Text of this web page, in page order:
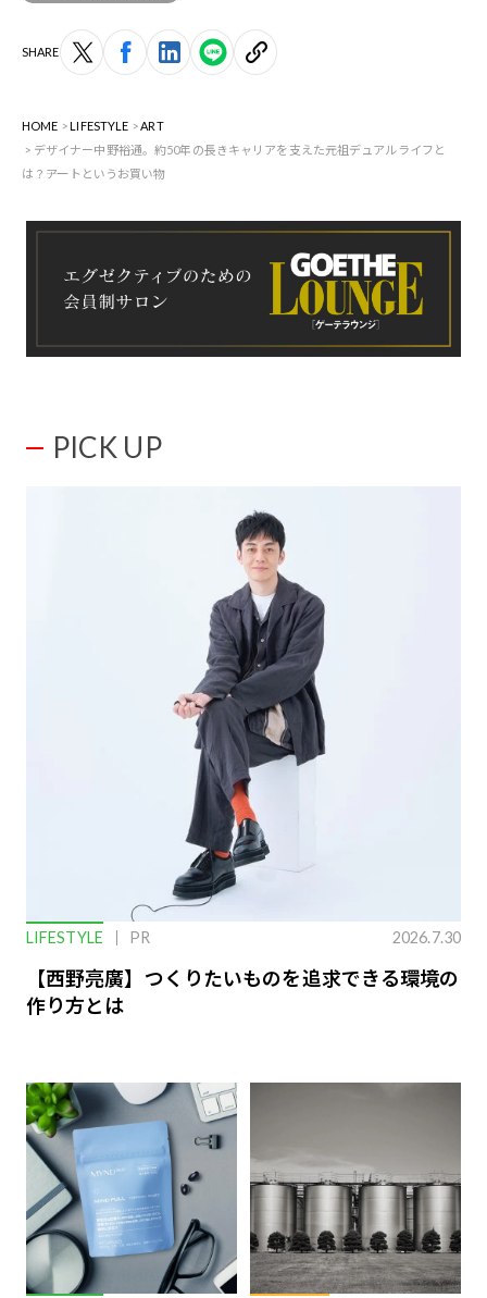
SHARE
HOME LIFESTYLE
ART
デザイナー中野裕通。約50年の長きキャリアを支えた元祖デュアルライフと
は？――アートというお買い物
PICK UP
LIFESTYLE PR 2026.7.30
【西野亮廣】つくりたいものを追求できる環境の
作り方とは